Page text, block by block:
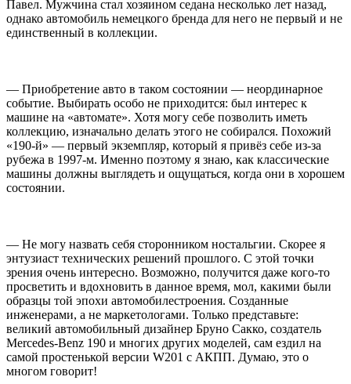
Павел. Мужчина стал хозяином седана несколько лет назад,
однако автомобиль немецкого бренда для него не первый и не
единственный в коллекции.
— Приобретение авто в таком состоянии — неординарное
событие. Выбирать особо не приходится: был интерес к
машине на «автомате». Хотя могу себе позволить иметь
коллекцию, изначально делать этого не собирался. Похожий
«190-й» — первый экземпляр, который я привёз себе из-за
рубежа в 1997-м. Именно поэтому я знаю, как классические
машины должны выглядеть и ощущаться, когда они в хорошем
состоянии.
— Не могу назвать себя сторонником ностальгии. Скорее я
энтузиаст технических решений прошлого. С этой точки
зрения очень интересно. Возможно, получится даже кого-то
просветить и вдохновить в данное время, мол, какими были
образцы той эпохи автомобилестроения. Созданные
инженерами, а не маркетологами. Только представьте:
великий автомобильный дизайнер Бруно Сакко, создатель
Mercedes-Benz 190 и многих других моделей, сам ездил на
самой простенькой версии W201 c АКПП. Думаю, это о
многом говорит!